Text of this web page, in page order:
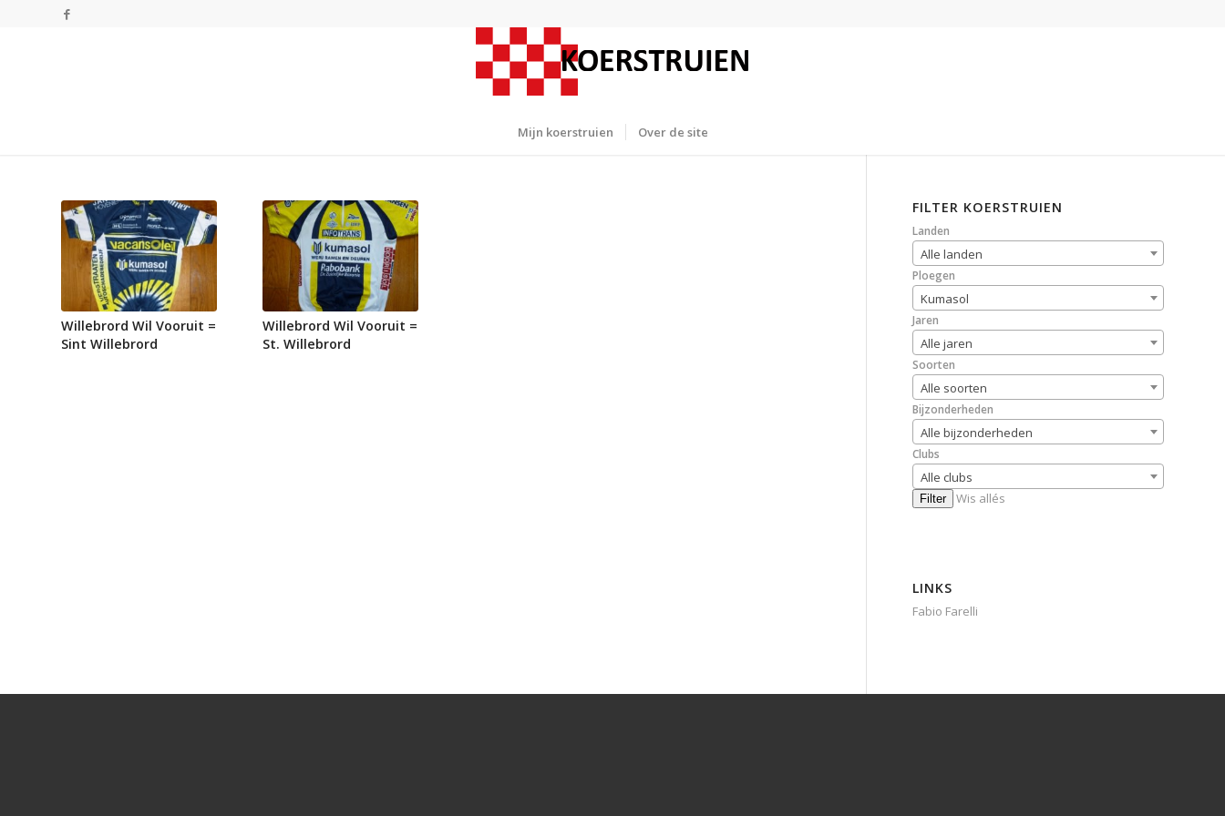
Mijn koerstruien Over de site
Willebrord Wil Vooruit =
Sint Willebrord
Willebrord Wil Vooruit =
St. Willebrord
FILTER KOERSTRUIEN
Landen
Alle landen
Ploegen
Kumasol
Jaren
Alle jaren
Soorten
Alle soorten
Bijzonderheden
Alle bijzonderheden
Clubs
Alle clubs
Filter Wis allés
LINKS
Fabio Farelli